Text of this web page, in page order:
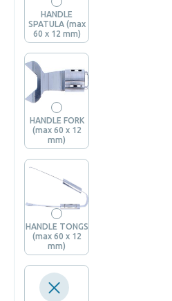
HANDLE
SPATULA (max
60 x 12 mm)
HANDLE FORK
(max 60 x 12
mm)
HANDLE TONGS
(max 60 x 12
mm)